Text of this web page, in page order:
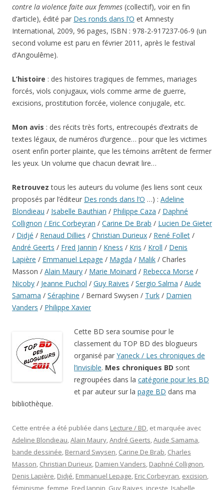
contre la violence faite aux femmes (collectif), voir en fin
d’article), édité par Des ronds dans l’O et Amnesty
International, 2009, 96 pages, ISBN : 978-2-917237-06-9 (un
second volume est paru en février 2011, après le festival
d’Angoulême).
L’histoire : des histoires tragiques de femmes, mariages
forcés, viols conjugaux, viols comme arme de guerre,
excisions, prostitution forcée, violence conjugale, etc.
Mon avis : des récits très forts, entrecoupés d’extraits de
textes légaux, de numéros d’urgence… pour que les victimes
osent enfin porter plainte, que les témoins arrêtent de fermer
les yeux. Un volume que chacun devrait lire…
Retrouvez tous les auteurs du volume (les liens sont ceux
proposés par l’éditeur Des ronds dans l’O …) : Adeline
Blondieau / Isabelle Bauthian / Philippe Caza / Daphné
Collignon / Eric Corbeyran / Carine De Brab / Lucien De Gieter
/ Didjé / Renaud Dillies / Christian Durieux / René Follet /
André Geerts / Fred Jannin / Kness / Kris / Kroll / Denis
Lapière / Emmanuel Lepage / Magda / Malik / Charles
Masson / Alain Maury / Marie Moinard / Rebecca Morse /
Nicoby / Jeanne Puchol / Guy Raives / Sergio Salma / Aude
Samama / Séraphine / Bernard Swysen / Turk / Damien
Vanders / Philippe Xavier
Cette BD sera soumise pour le
classement du TOP BD des blogueurs
organisé par Yaneck / Les chroniques de
l’invisible. Mes chroniques BD sont
regroupées dans la catégorie pour les BD
et par auteur sur la page BD dans ma
bibliothèque.
Cette entrée a été publiée dans Lecture / BD, et marquée avec
Adeline Blondieau,Alain Maury,André Geerts,Aude Samama,
bande dessinée, Bernard Swysen, Carine De Brab, Charles
Masson, Christian Durieux, Damien Vanders, Daphné Collignon,
Denis Lapière, Didjé, Emmanuel Lepage, Eric Corbeyran, excision,
féminisme femme Fred Jannin Guy Raives inceste Isabelle